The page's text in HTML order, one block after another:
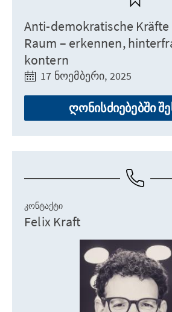
Anti-demokratische
Raum – erkennen,
kontern
17 ნოემბერი, 2025
ღონისძიებებში
ᲙᲝᲜᲢᲐᲥᲢᲘ
Felix Kraft